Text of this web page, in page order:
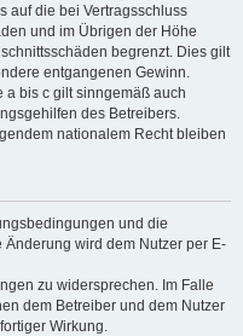
auf die bei Vertragsschluss
und im Übrigen der Höhe
begrenzt. Dies gilt
entgangenen Gewinn.
a bis c gilt sinngemäß auch
des Betreibers.
nationalem Recht bleiben
und die
wird dem Nutzer per E-
zu widersprechen. Im Falle
dem Betreiber und dem Nutzer
Wirkung.